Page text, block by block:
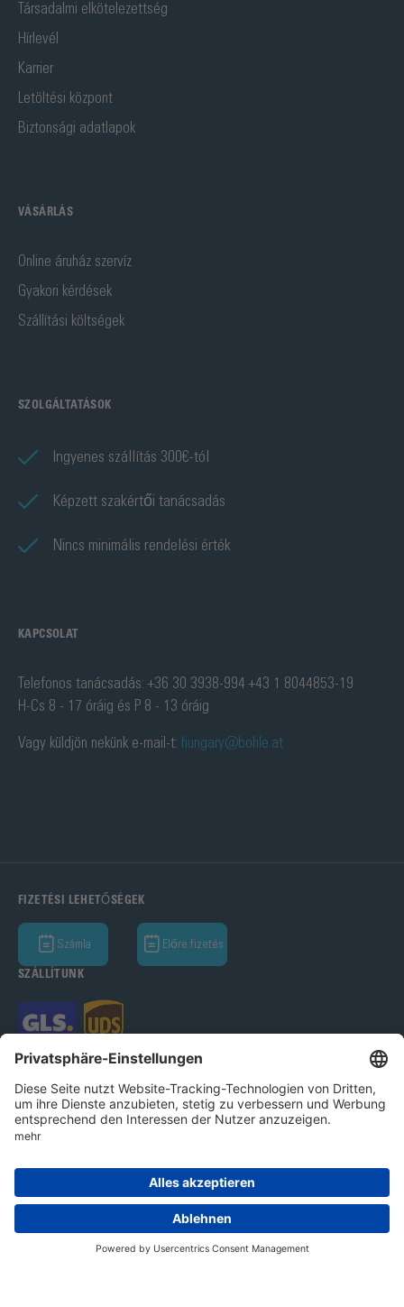
Társadalmi elkötelezettség
Hírlevél
Karrier
Letöltési központ
Biztonsági adatlapok
VÁSÁRLÁS
Online áruház szervíz
Gyakori kérdések
Szállítási költségek
SZOLGÁLTATÁSOK
Ingyenes szállítás 300€-tól
Képzett szakértői tanácsadás
Nincs minimális rendelési érték
KAPCSOLAT
Telefonos tanácsadás: +36 30 3938-994 +43 1 8044853-19
H-Cs 8 - 17 óráig és P 8 - 13 óráig
Vagy küldjön nekünk e-mail-t: hungary@bohle.at
FIZETÉSI LEHETŐSÉGEK
Számla Előre fizetés
SZÁLLÍTUNK
Bohle GmbH 2026
Adatvédelmi nyilatkozat
Ált.Üz.Felt.